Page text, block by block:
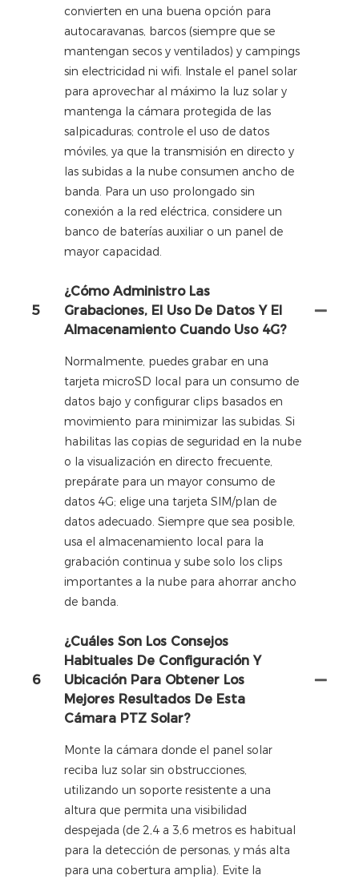
convierten en una buena opción para
autocaravanas, barcos (siempre que se
mantengan secos y ventilados) y campings
sin electricidad ni wifi. Instale el panel solar
para aprovechar al máximo la luz solar y
mantenga la cámara protegida de las
salpicaduras; controle el uso de datos
móviles, ya que la transmisión en directo y
las subidas a la nube consumen ancho de
banda. Para un uso prolongado sin
conexión a la red eléctrica, considere un
banco de baterías auxiliar o un panel de
mayor capacidad.
5
¿Cómo Administro Las
Grabaciones, El Uso De Datos Y El
Almacenamiento Cuando Uso 4G?
Normalmente, puedes grabar en una
tarjeta microSD local para un consumo de
datos bajo y configurar clips basados ​​en
movimiento para minimizar las subidas. Si
habilitas las copias de seguridad en la nube
o la visualización en directo frecuente,
prepárate para un mayor consumo de
datos 4G; elige una tarjeta SIM/plan de
datos adecuado. Siempre que sea posible,
usa el almacenamiento local para la
grabación continua y sube solo los clips
importantes a la nube para ahorrar ancho
de banda.
6
¿Cuáles Son Los Consejos
Habituales De Configuración Y
Ubicación Para Obtener Los
Mejores Resultados De Esta
Cámara PTZ Solar?
Monte la cámara donde el panel solar
reciba luz solar sin obstrucciones,
utilizando un soporte resistente a una
altura que permita una visibilidad
despejada (de 2,4 a 3,6 metros es habitual
para la detección de personas, y más alta
para una cobertura amplia). Evite la